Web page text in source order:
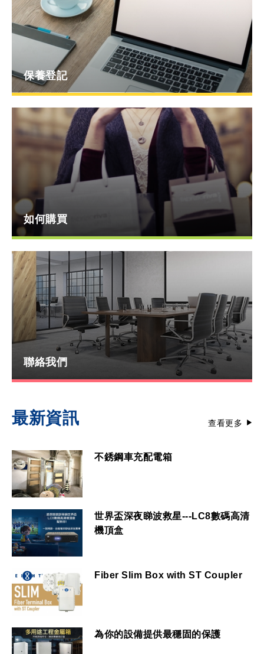
保養登記
如何購買
聯絡我們
最新資訊 查看更多
不銹鋼車充配電箱
世界盃深夜睇波救星---LC8數碼高清
機頂盒
Fiber Slim Box with ST Coupler
為你的設備提供最穩固的保護